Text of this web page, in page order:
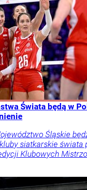
Świata będą w
Śląskie
siatkarskie świata
Klubowych